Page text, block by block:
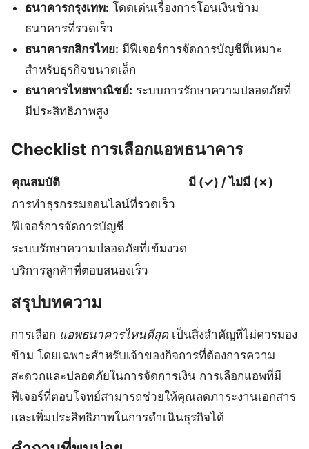
ธนาคารกรุงเทพ: โดดเด่นเรื่องการโอนเงินข้าม
ธนาคารที่รวดเร็ว
ธนาคารกสิกรไทย: มีฟีเจอร์การจัดการบัญชีที่เหมาะ
สำหรับธุรกิจขนาดเล็ก
ธนาคารไทยพาณิชย์: ระบบการรักษาความปลอดภัยที่
มีประสิทธิภาพสูง
Checklist การเลือกแอพธนาคาร
คุณสมบัติ
มี (✓) / ไม่มี (✗)
การทำธุรกรรมออนไลน์ที่รวดเร็ว
ฟีเจอร์การจัดการบัญชี
ระบบรักษาความปลอดภัยที่เข้มงวด
บริการลูกค้าที่ตอบสนองเร็ว
สรุปบทความ
การเลือก แอพธนาคารไหนดีสุดเป็นสิ่งสำคัญที่ไม่ควรมอง
ข้าม โดยเฉพาะสำหรับเจ้าของกิจการที่ต้องการความ
สะดวกและปลอดภัยในการจัดการเงิน การเลือกแอพที่มี
ฟีเจอร์ที่ตอบโจทย์สามารถช่วยให้คุณลดภาระงานเอกสาร
และเพิ่มประสิทธิภาพในการดำเนินธุรกิจได้